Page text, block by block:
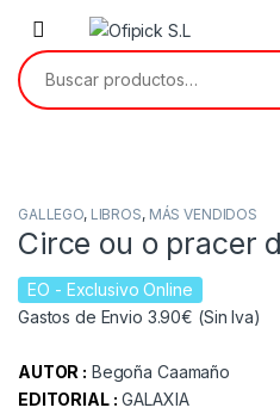
Skip to navigation
Skip to content
Buscar por:
GALLEGO, LIBROS, MÁS VENDIDOS
Circe ou o pracer
EO - Exclusivo Online
Gastos de Envio 3.90€ (Sin Iva)
AUTOR : Begoña Caamaño
EDITORIAL : GALAXIA